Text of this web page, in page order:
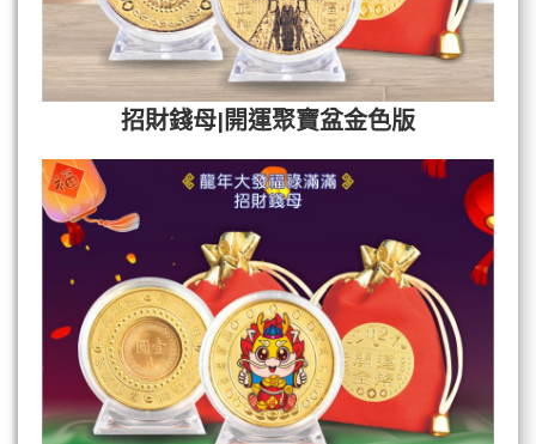
招財錢母|開運聚寶盆金色版